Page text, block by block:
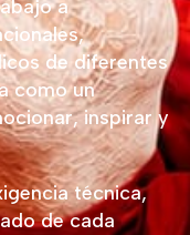
a
de diferentes
como un
inspirar y
técnica,
de cada